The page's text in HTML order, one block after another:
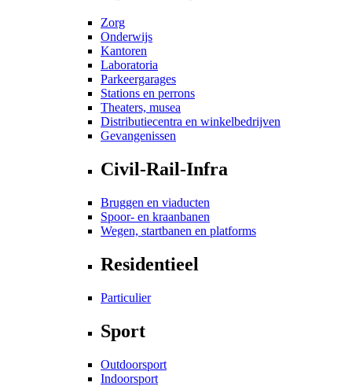
Zorg
Onderwijs
Kantoren
Laboratoria
Parkeergarages
Stations en perrons
Theaters, musea
Distributiecentra en winkelbedrijven
Gevangenissen
Civil-Rail-Infra
Bruggen en viaducten
Spoor- en kraanbanen
Wegen, startbanen en platforms
Residentieel
Particulier
Sport
Outdoorsport
Indoorsport